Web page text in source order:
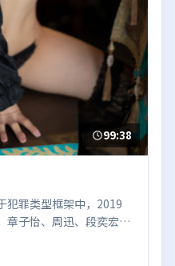
99:38
犯罪类型框架中，2019
章子怡、周迅、段奕宏、
；整体气质偏法国都市